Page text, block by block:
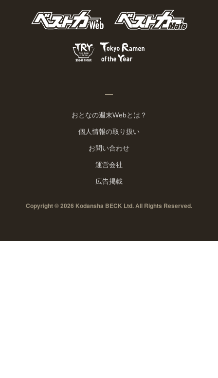
おとなの週末Webとは？
個人情報の取り扱い
お問い合わせ
運営会社
広告掲載
Copyright © 2026 Kodansha BECK Ltd. All Rights Reserved.